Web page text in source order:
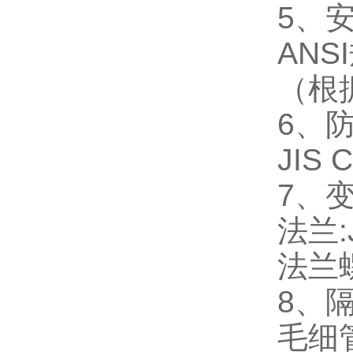
5、
（
6、
JIS
7、
法兰
法兰
8、
毛细